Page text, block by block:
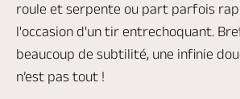
roule et serpente ou part parfois
l'occasion d'un tir entrechoquant.
beaucoup de subtilité, une infinie
n’est pas tout !